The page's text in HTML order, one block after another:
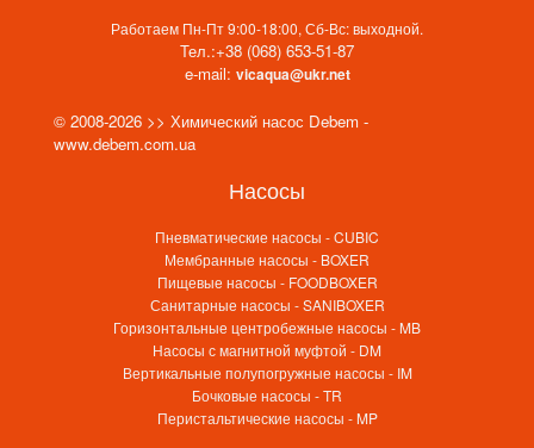
Работаем Пн-Пт 9:00-18:00, Сб-Вс: выходной.
Тел.:+38 (068) 653-51-87
e-mail: vicaqua@ukr.net
© 2008-2026 >> Химический насос Debem -
www.debem.com.ua
Насосы
Пневматические насосы - CUBIC
Мембранные насосы - BOXER
Пищевые насосы - FOODBOXER
Санитарные насосы - SANIBOXER
Горизонтальные центробежные насосы - MB
Насосы с магнитной муфтой - DM
Вертикальные полупогружные насосы - IM
Бочковые насосы - TR
Перистальтические насосы - MP